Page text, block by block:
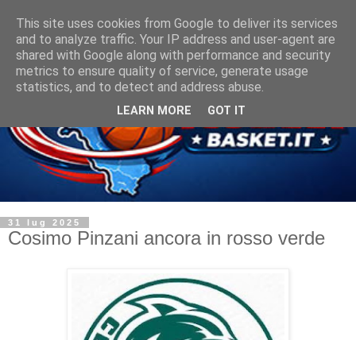
31 lug 2025
Cosimo Pinzani ancora in rosso verde
This site uses cookies from Google to deliver its services
and to analyze traffic. Your IP address and user-agent are
shared with Google along with performance and security
metrics to ensure quality of service, generate usage
statistics, and to detect and address abuse.
LEARN MORE GOT IT